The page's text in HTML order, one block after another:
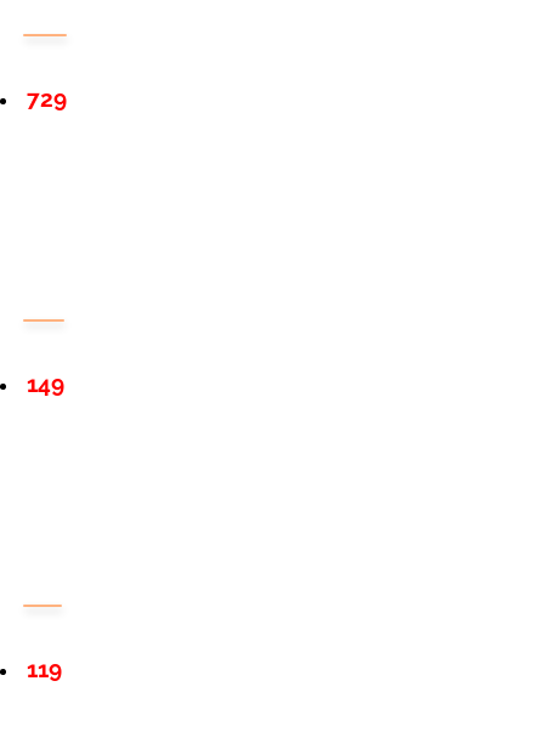
729
149
119